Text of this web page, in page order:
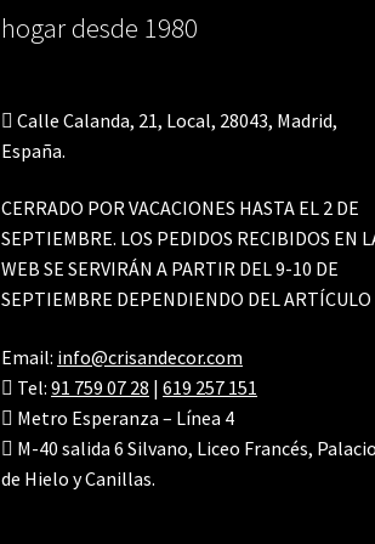
hogar desde 1980
Calle Calanda, 21, Local, 28043, Madrid,
España.
CERRADO POR VACACIONES HASTA EL 2 DE
SEPTIEMBRE. LOS PEDIDOS RECIBIDOS EN
WEB SE SERVIRÁN A PARTIR DEL 9-10 DE
SEPTIEMBRE DEPENDIENDO DEL ARTÍCULO
Email: info@crisandecor.com
Tel:91 759 07 28 |619 257 151
Metro Esperanza – Línea 4
M-40 salida 6 Silvano, Liceo Francés,
de Hielo y Canillas.